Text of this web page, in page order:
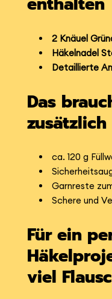
2 Knäuel
Häkelnadel
Detaillierte
Das
zusätzlich
ca. 120 g
Garnreste
Schere und
Für ein
viel